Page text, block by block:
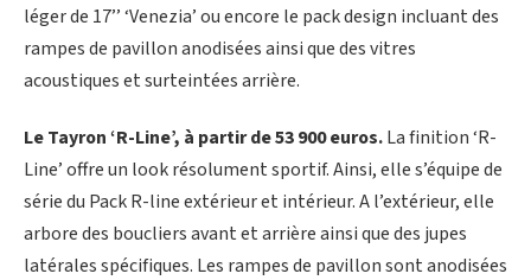
léger de 17’’ ‘Venezia’ ou encore le pack design incluant des
rampes de pavillon anodisées ainsi que des vitres
acoustiques et surteintées arrière.
Le Tayron ‘R-Line’, à partir de 53 900 euros.La finition ‘R-
Line’ offre un look résolument sportif. Ainsi, elle s’équipe de
série du Pack R-line extérieur et intérieur. A l’extérieur, elle
arbore des boucliers avant et arrière ainsi que des jupes
latérales spécifiques. Les rampes de pavillon sont anodisées